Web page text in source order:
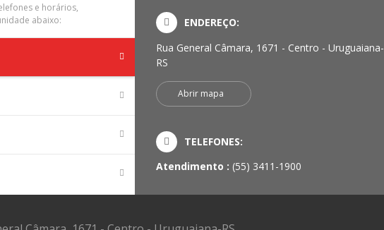
e horários,
abaixo:
ENDEREÇO:
Rua General Câmara, 1671 - Centro - Uruguaiana-
RS
Abrir mapa
TELEFONES:
Atendimento : (55) 3411-1900